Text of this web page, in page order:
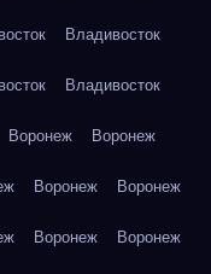
Владивосток
Владивосток
Воронеж Воронеж
Воронеж Воронеж
Воронеж Воронеж